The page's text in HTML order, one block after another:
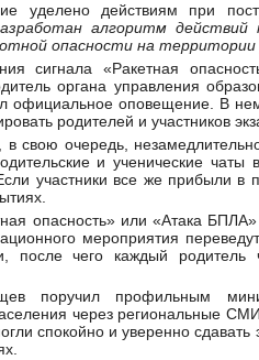
уделено действиям при
алгоритм действий
опасности на территории
сигнала «Ракетная
органа управления
официальное оповещение. В
родителей и участников
в свою очередь,
и ученические
участники все же прибыли в
опасность» или «Атака
мероприятия
после чего каждый
поручил профильным
через региональные
спокойно и уверенно